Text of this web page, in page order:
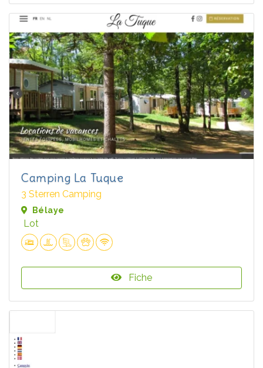
Camping La Tuque
3 Sterren Camping
Bélaye
Lot
Fiche